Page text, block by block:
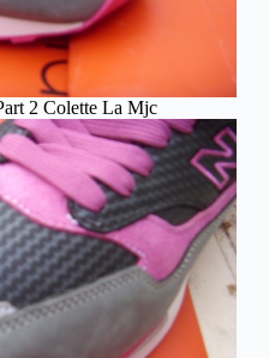
2 Colette La Mjc